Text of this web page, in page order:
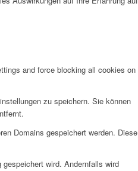
and force blocking all cookies on
zu speichern. Sie können
Domains gespeichert werden. Diese
wird. Andernfalls wird